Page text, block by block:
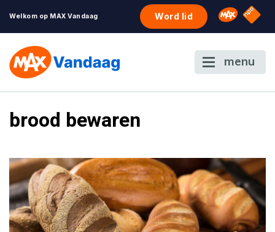
Welkom op MAX Vandaag Word lid Omroep
NPO
menu
brood bewaren